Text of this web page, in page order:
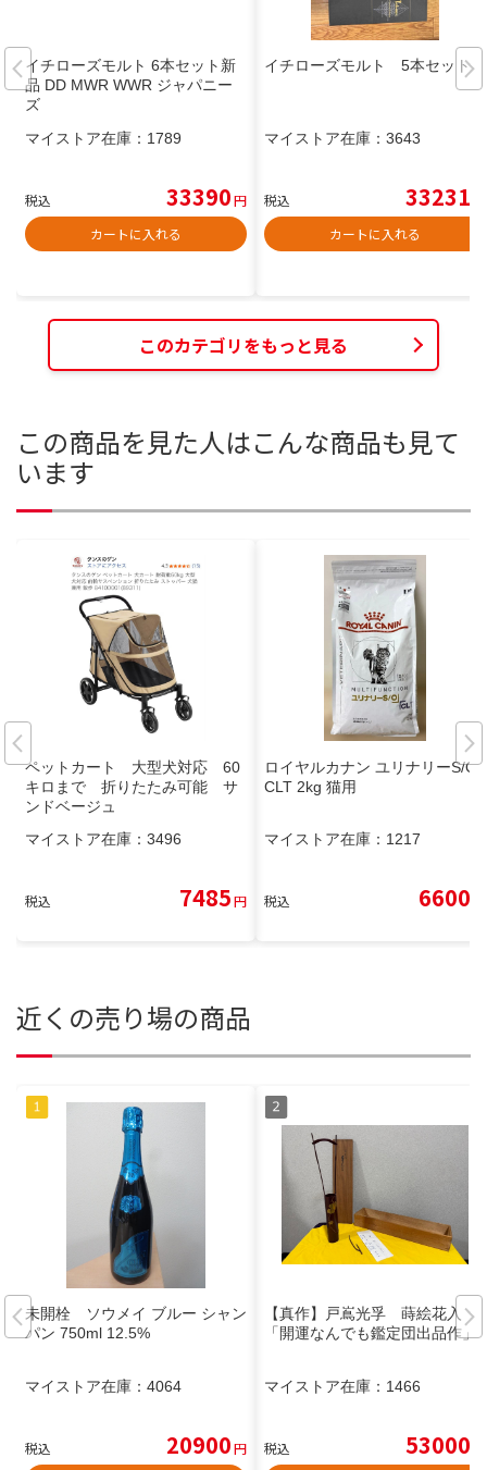
イチローズモルト 6本セット新
品 DD MWR WWR ジャパニー
ズ
マイストア在庫： 1789
税込 33390円
カートに入れる
イチローズモルト 5本セット
マイストア在庫： 3643
税込 33231
カートに入れる
このカテゴリをもっと見る
この商品を見た人はこんな商品も見て
います
ペットカート 大型犬対応 60
キロまで 折りたたみ可能 サ
ンドベージュ
マイストア在庫： 3496
税込 7485円
ロイヤルカナン ユリナリーS/O+
CLT 2kg 猫用
マイストア在庫： 1217
税込 6600
近くの売り場の商品
未開栓 ソウメイ ブルー シャン
パン 750ml 12.5%
マイストア在庫： 4064
税込 20900円
【真作】戸嶌光孚 蒔絵花入
「開運なんでも鑑定団出品作」
マイストア在庫： 1466
税込 53000